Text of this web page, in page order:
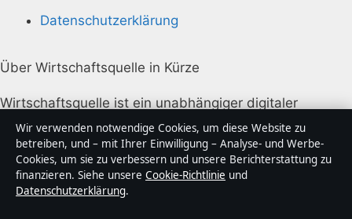
Datenschutzerklärung
Über Wirtschaftsquelle in Kürze
Wirtschaftsquelle ist ein unabhängiger digitaler
Nachrichtenanbieter mit Fokus auf Politik, Wirtschaft,
Technik und Gesellschaft in Deutschland. Jeder Artikel
trägt eine Byline, wird von einem Redakteur geprüft
und vor der Veröffentlichung faktengecheckt.
Wir verwenden notwendige Cookies, um diese Website zu
betreiben, und – mit Ihrer Einwilligung – Analyse- und Werbe-
Cookies, um sie zu verbessern und unsere Berichterstattung zu
finanzieren. Siehe unsere Cookie-Richtlinie und
Datenschutzerklärung.